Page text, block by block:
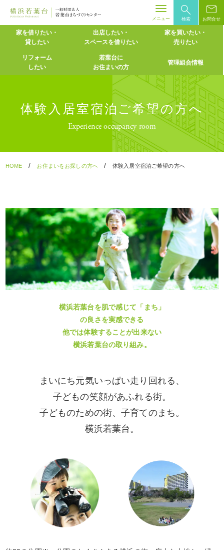
content
メニュー 検索 お問合せ
家を借りたい・
貸したい
出店したい・
スペースを借りたい
家を買いたい・
売りたい
リフォーム
したい
若葉台に
お住まいの方
管理組合情報
体験入居室宿泊ご希望の方へ
Experience occupancy room
HOME / お住まいをお探しの方へ/ 体験入居室宿泊ご希望の方へ
横浜若葉台を肌で感じて「まち」
の良さを実感できる
他では体験することが出来ない
横浜若葉台の取り組み。
まいにち元気いっぱい走り回れる、
子どもの笑顔があふれる街。
子どものための街、子育てのまち。
横浜若葉台。